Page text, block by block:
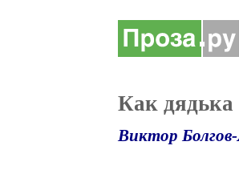
Как дядька
Виктор